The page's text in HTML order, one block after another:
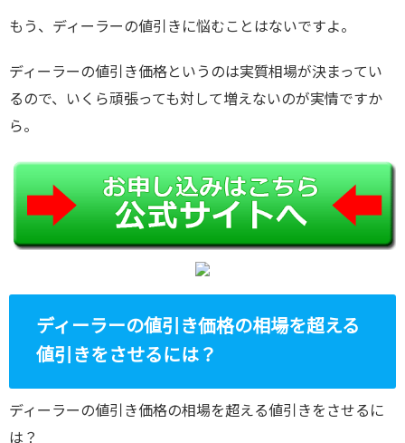
もう、ディーラーの値引きに悩むことはないですよ。
ディーラーの値引き価格というのは実質相場が決まってい
るので、いくら頑張っても対して増えないのが実情ですか
ら。
ディーラーの値引き価格の相場を超える
値引きをさせるには？
ディーラーの値引き価格の相場を超える値引きをさせるに
は？